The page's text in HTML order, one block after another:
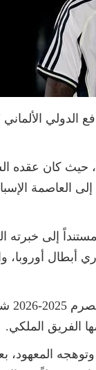
الدولي
العاصمة
أبطال أوروبا،